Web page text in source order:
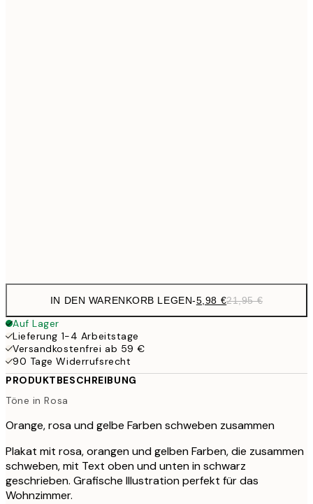
IN DEN WARENKORB LEGEN-5,98 €21,95 €
Auf Lager
Lieferung 1-4 Arbeitstage
Versandkostenfrei ab 59 €
90 Tage Widerrufsrecht
PRODUKTBESCHREIBUNG
Töne in Rosa
Orange, rosa und gelbe Farben schweben zusammen
Plakat mit rosa, orangen und gelben Farben, die zusammen
schweben, mit Text oben und unten in schwarz
geschrieben. Grafische Illustration perfekt für das
Wohnzimmer.